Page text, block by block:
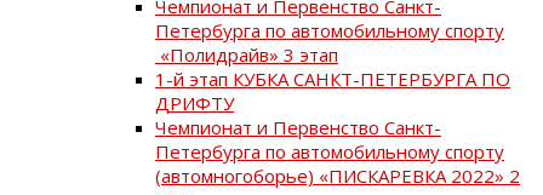
Чемпионат и Первенство Санкт-
Петербурга по автомобильному спорту
«Полидрайв» 3 этап
1-й этап КУБКА САНКТ-ПЕТЕРБУРГА ПО
ДРИФТУ
Чемпионат и Первенство Санкт-
Петербурга по автомобильному спорту
(автомногоборье) «ПИСКАРЕВКА 2022» 2